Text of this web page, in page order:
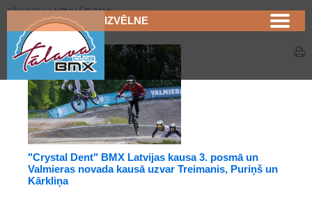
IZVĒLNE
SĀKUMS>LAIPNI LŪDZAM!
"Crystal Dent" BMX Latvijas kausa 3. posmā un
Valmieras novada kausā uzvar Treimanis, Puriņš un
Kārkliņa